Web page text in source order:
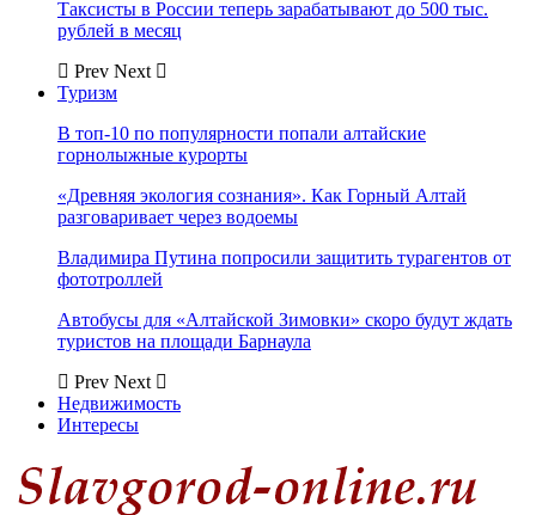
Таксисты в России теперь зарабатывают до 500 тыс.
рублей в месяц
Prev Next
Туризм
В топ-10 по популярности попали алтайские
горнолыжные курорты
«Древняя экология сознания». Как Горный Алтай
разговаривает через водоемы
Владимира Путина попросили защитить турагентов от
фототроллей
Автобусы для «Алтайской Зимовки» скоро будут ждать
туристов на площади Барнаула
Prev Next
Недвижимость
Интересы